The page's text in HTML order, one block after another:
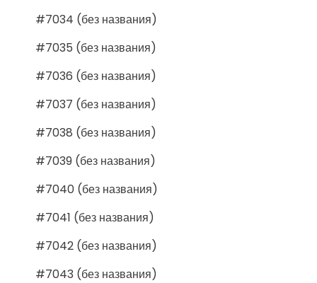
#7034 (без названия)
#7035 (без названия)
#7036 (без названия)
#7037 (без названия)
#7038 (без названия)
#7039 (без названия)
#7040 (без названия)
#7041 (без названия)
#7042 (без названия)
#7043 (без названия)